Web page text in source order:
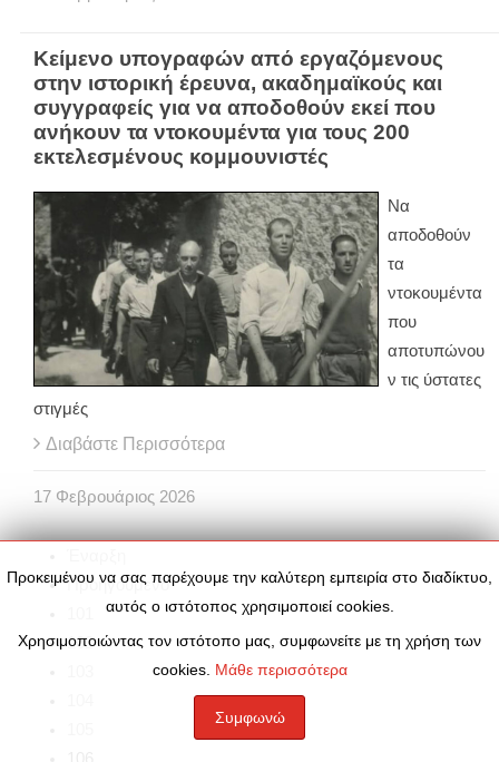
Κείμενο υπογραφών από εργαζόμενους
στην ιστορική έρευνα, ακαδημαϊκούς και
συγγραφείς για να αποδοθούν εκεί που
ανήκουν τα ντοκουμέντα για τους 200
εκτελεσμένους κομμουνιστές
Να
αποδοθούν
τα
ντοκουμέντα
που
αποτυπώνου
ν τις ύστατες
στιγμές
Διαβάστε Περισσότερα
17 Φεβρουάριος 2026
Προηγούμενο
102
Προκειμένου να σας παρέχουμε την καλύτερη εμπειρία στο διαδίκτυο,
αυτός ο ιστότοπος χρησιμοποιεί cookies.
Χρησιμοποιώντας τον ιστότοπο μας, συμφωνείτε με τη χρήση των
cookies. Μάθε περισσότερα
Συμφωνώ